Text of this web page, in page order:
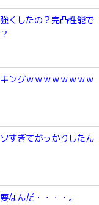
くしたの？完凸性能で
ングｗｗｗｗｗｗｗｗ
すぎてがっかりしたん
なんだ・・・・。